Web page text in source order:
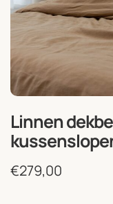
Linnen
€279,00